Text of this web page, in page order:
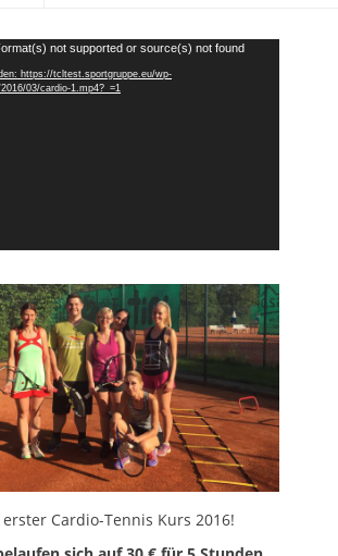
not supported or source(s) not found
https://tcltest.sportgruppe.eu/wp-
03/cardio-1.mp4?_=1
Cardio-Tennis Kurs 2016!